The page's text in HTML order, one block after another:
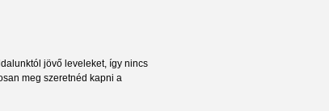
jövő leveleket, így nincs
meg szeretnéd kapni a